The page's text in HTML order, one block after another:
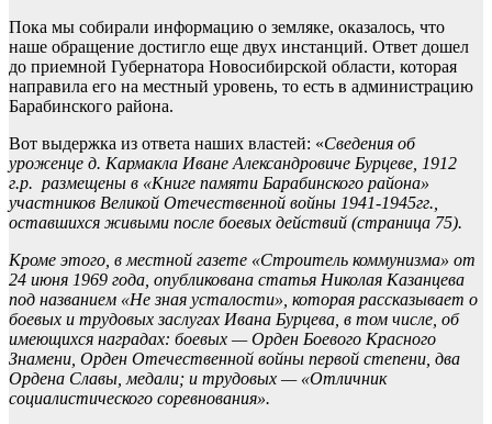
Пока мы собирали информацию о земляке, оказалось, что
наше обращение достигло еще двух инстанций. Ответ дошел
до приемной Губернатора Новосибирской области, которая
направила его на местный уровень, то есть в администрацию
Барабинского района.
Вот выдержка из ответа наших властей: «Сведения об
уроженце д. Кармакла Иване Александровиче Бурцеве, 1912
г.р. размещены в «Книге памяти Барабинского района»
участников Великой Отечественной войны 1941-1945гг.,
оставшихся живыми после боевых действий (страница 75).
Кроме этого, в местной газете «Строитель коммунизма» от
24 июня 1969 года, опубликована статья Николая Казанцева
под названием «Не зная усталости», которая рассказывает о
боевых и трудовых заслугах Ивана Бурцева, в том числе, об
имеющихся наградах: боевых — Орден Боевого Красного
Знамени, Орден Отечественной войны первой степени, два
Ордена Славы, медали; и трудовых — «Отличник
социалистического соревнования».